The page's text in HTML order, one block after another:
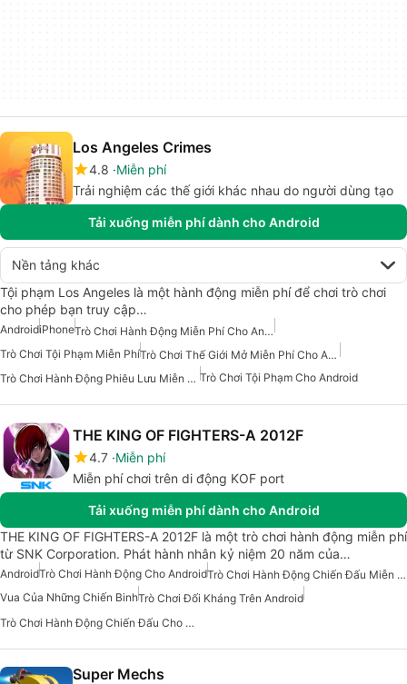
Los Angeles Crimes
4.8 Miễn phí
Trải nghiệm các thế giới khác nhau do người dùng tạo
Tải xuống miễn phí dành cho Android
Nền tảng khác
Tội phạm Los Angeles là một hành động miễn phí để chơi trò chơi
cho phép bạn truy cập…
AndroidiPhone
Trò Chơi Hành Động Miễn Phí Cho Android
Trò Chơi Tội Phạm Miễn Phí
Trò Chơi Thế Giới Mở Miễn Phí Cho Android
Trò Chơi Hành Động Phiêu Lưu Miễn Phí Trò Chơi Tội Phạm Cho Android
THE KING OF FIGHTERS-A 2012F
4.7 Miễn phí
Miễn phí chơi trên di động KOF port
Tải xuống miễn phí dành cho Android
THE KING OF FIGHTERS-A 2012F là một trò chơi hành động miễn phí
từ SNK Corporation. Phát hành nhân kỷ niệm 20 năm của…
AndroidTrò Chơi Hành Động Cho Android
Trò Chơi Hành Động Chiến Đấu Miễn Phí Cho Android
Vua Của Những Chiến BinhTrò Chơi Đối Kháng Trên Android
Trò Chơi Hành Động Chiến Đấu Cho Android
Super Mechs